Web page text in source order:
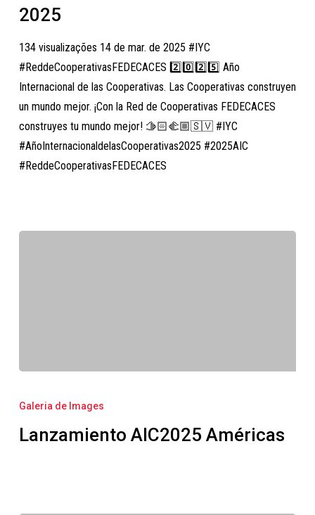
Año
de
las
Cooperativas
2025
2025
134 visualizações 14 de mar. de 2025 #IYC
#ReddeCooperativasFEDECACES 2️⃣0️⃣2️⃣5️⃣ Año
Internacional de las Cooperativas. Las Cooperativas construyen
un mundo mejor. ¡Con la Red de Cooperativas FEDECACES
construyes tu mundo mejor! 🫱🏻‍🫲🏼🇸🇻 #IYC
#AñoInternacionaldelasCooperativas2025 #2025AIC
#ReddeCooperativasFEDECACES
AIC2025
Galeria de Images
Lanzamiento AIC2025 Américas